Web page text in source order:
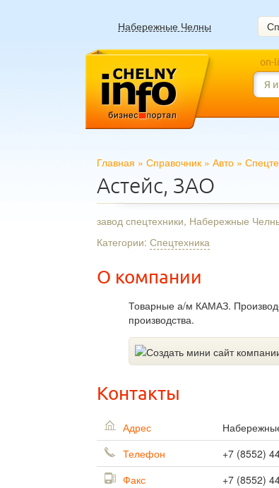
Набережные Челны
on-
Главная » Справочник » Авто »
Астейс, ЗАО
завод спецтехники, Набережные
Категории: Спецтехника
О компании
Товарные а/м КАМАЗ.
производства.
Контакты
Адрес
Телефон
+7 (8552)
Факс
+7 (8552)